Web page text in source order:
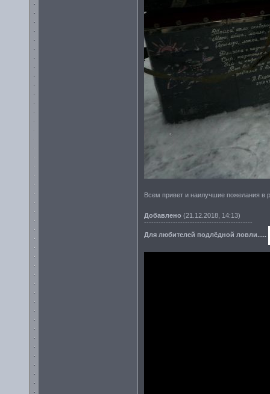
Всем привет и наилучшие пожелания в
Добавлено (21.12.2018, 14:13)
---------------------------------------------
Для любителей подлёдной ловли.....